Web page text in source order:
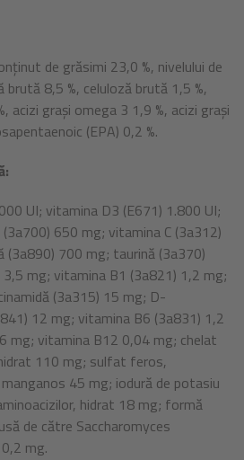
de grăsimi 23,0 %, nivelului de
brută 8,5 %, celuloză brută 1,5 %,
acizi graşi omega 3 1,9 %, acizi graşi
(EPA) 0,2 %.
UI; vitamina D3 (E671) 1.800 UI;
650 mg; vitamina C (3a312)
(3a890) 700 mg; taurină (3a370)
mg; vitamina B1 (3a821) 1,2 mg;
(3a315) 15 mg; D-
12 mg; vitamina B6 (3a831) 1,2
mg; vitamina B12 0,04 mg; chelat
110 mg; sulfat feros,
45 mg; iodură de potasiu
hidrat 18 mg; formă
de către Saccharomyces
mg.